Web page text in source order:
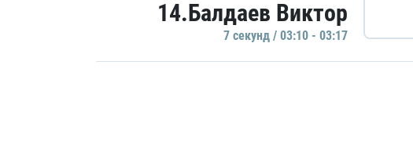
14.Балдаев Виктор
7 секунд / 03:10 - 03:17